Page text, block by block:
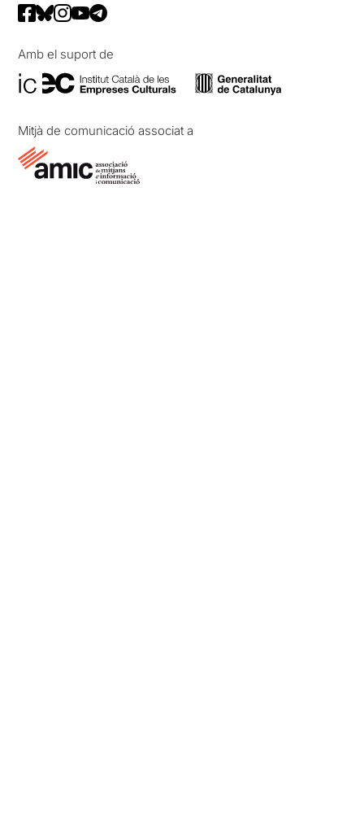
Amb el suport de
Mitjà de comunicació associat a